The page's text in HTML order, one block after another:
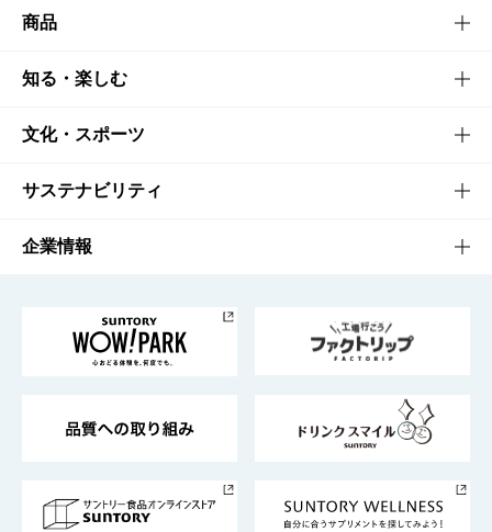
商品
商品TOP
商品一覧
商品発売情報
栄養成分一覧
知る・楽しむ
知る・楽しむTOP
キャンペーン
工場見学
地域情報
文化・スポーツ
文化・スポーツTOP
サントリーホール
サントリーサンバーズ大阪
サステナビリティ
サステナビリティTOP
サントリーが考えるサステナビリティ経営
企業情報
企業概要
採用情報